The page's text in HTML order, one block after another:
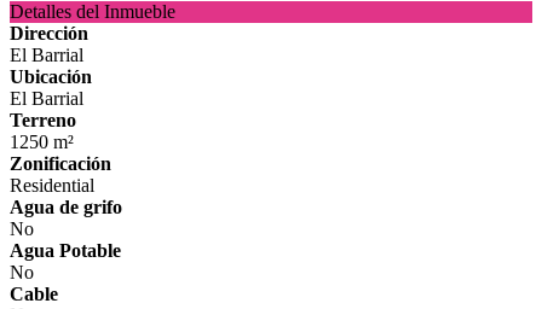
Detalles del Inmueble
Dirección
El Barrial
Ubicación
El Barrial
Terreno
1250 m²
Zonificación
Residential
Agua de grifo
No
Agua Potable
No
Cable